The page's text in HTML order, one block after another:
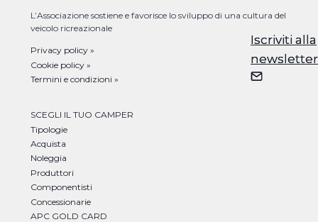
Iscriviti alla
newsletter
L’Associazione sostiene e favorisce lo sviluppo di una cultura del
veicolo ricreazionale
Privacy policy »
Cookie policy »
Termini e condizioni »
SCEGLI IL TUO CAMPER
Tipologie
Acquista
Noleggia
Produttori
Componentisti
Concessionarie
APC GOLD CARD
Iscriviti alla
newsletter